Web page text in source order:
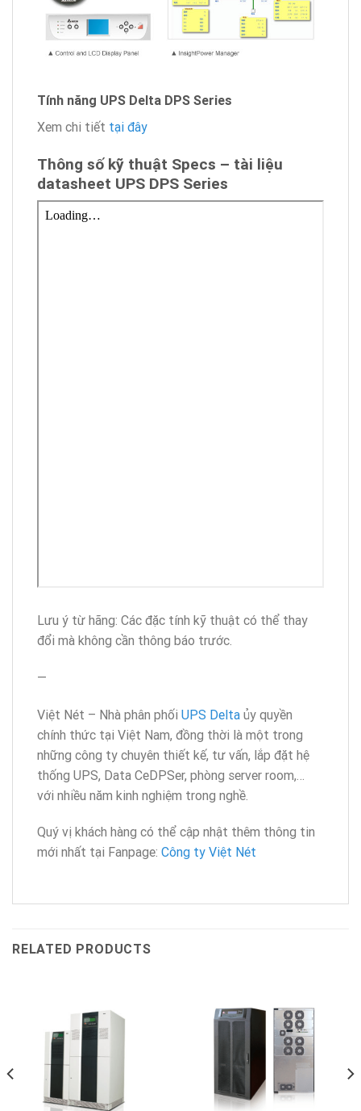
Tính năng UPS Delta DPS Series
Xem chi tiết tại đây
Thông số kỹ thuật Specs – tài liệu
datasheet UPS DPS Series
Lưu ý từ hãng: Các đặc tính kỹ thuật có thể thay
đổi mà không cần thông báo trước.
—
Việt Nét – Nhà phân phối UPS Delta ủy quyền
chính thức tại Việt Nam, đồng thời là một trong
những công ty chuyên thiết kế, tư vấn, lắp đặt hệ
thống UPS, Data CeDPSer, phòng server room,…
với nhiều năm kinh nghiệm trong nghề.
Quý vị khách hàng có thể cập nhật thêm thông tin
mới nhất tại Fanpage: Công ty Việt Nét
RELATED PRODUCTS